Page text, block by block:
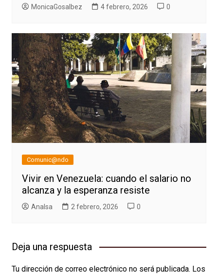
MonicaGosalbez 4 febrero, 2026 0
Comunic@ndo
Vivir en Venezuela: cuando el salario no
alcanza y la esperanza resiste
AnaIsa 2 febrero, 2026 0
Deja una respuesta
Tu dirección de correo electrónico no será publicada. Los